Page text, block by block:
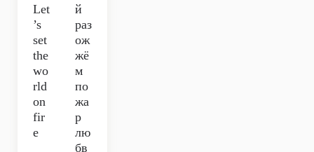
Let
’s
set
the
wo
rld
on
fir
e
й
раз
ож
жё
м
по
жа
р
лю
бв